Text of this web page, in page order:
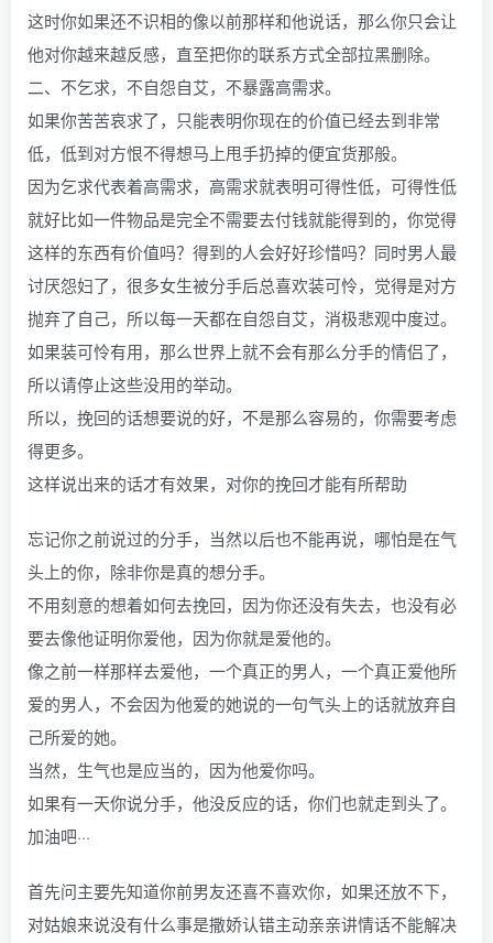
这时你如果还不识相的像以前那样和他说话，那么你只会让
他对你越来越反感，直至把你的联系方式全部拉黑删除。
二、不乞求，不自怨自艾，不暴露高需求。
如果你苦苦哀求了，只能表明你现在的价值已经去到非常
低，低到对方恨不得想马上甩手扔掉的便宜货那般。
因为乞求代表着高需求，高需求就表明可得性低，可得性低
就好比如一件物品是完全不需要去付钱就能得到的，你觉得
这样的东西有价值吗？得到的人会好好珍惜吗？同时男人最
讨厌怨妇了，很多女生被分手后总喜欢装可怜，觉得是对方
抛弃了自己，所以每一天都在自怨自艾，消极悲观中度过。
如果装可怜有用，那么世界上就不会有那么分手的情侣了，
所以请停止这些没用的举动。
所以，挽回的话想要说的好，不是那么容易的，你需要考虑
得更多。
这样说出来的话才有效果，对你的挽回才能有所帮助
忘记你之前说过的分手，当然以后也不能再说，哪怕是在气
头上的你，除非你是真的想分手。
不用刻意的想着如何去挽回，因为你还没有失去，也没有必
要去像他证明你爱他，因为你就是爱他的。
像之前一样那样去爱他，一个真正的男人，一个真正爱他所
爱的男人，不会因为他爱的她说的一句气头上的话就放弃自
己所爱的她。
当然，生气也是应当的，因为他爱你吗。
如果有一天你说分手，他没反应的话，你们也就走到头了。
加油吧···
首先问主要先知道你前男友还喜不喜欢你，如果还放不下，
对姑娘来说没有什么事是撒娇认错主动亲亲讲情话不能解决